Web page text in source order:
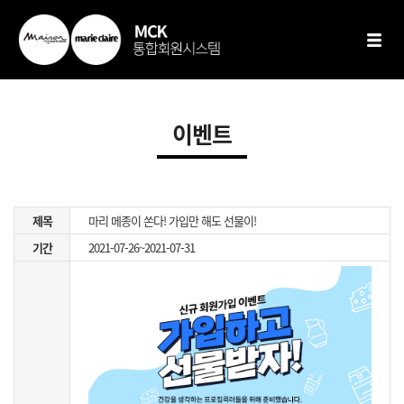
이벤트
제목
마리 메종이 쏜다! 가입만 해도 선물이!
기간
2021-07-26~2021-07-31